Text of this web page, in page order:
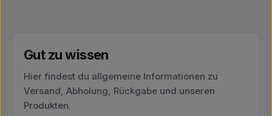
Gut zu wissen
Hier findest du allgemeine Informationen zu
Versand, Abholung, Rückgabe und unseren
Produkten.